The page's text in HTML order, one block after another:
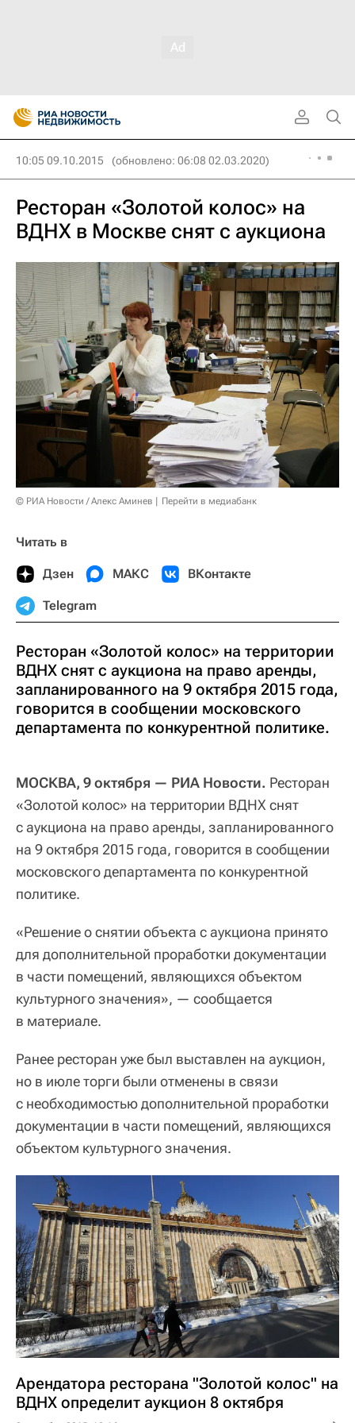
10:05 09.10.2015 (обновлено: 06:08 02.03.2020)
Ресторан «Золотой колос» на
ВДНХ в Москве снят с аукциона
© РИА Новости / Алекс Аминев Перейти в медиабанк
Читать в
Дзен МАКС ВКонтакте
Telegram
Ресторан «Золотой колос» на территории
ВДНХ снят с аукциона на право аренды,
запланированного на 9 октября 2015 года,
говорится в сообщении московского
департамента по конкурентной политике.
МОСКВА, 9 октября — РИА Новости. Ресторан
«Золотой колос» на территории ВДНХ снят
с аукциона на право аренды, запланированного
на 9 октября 2015 года, говорится в сообщении
московского департамента по конкурентной
политике.
«Решение о снятии объекта с аукциона принято
для дополнительной проработки документации
в части помещений, являющихся объектом
культурного значения», — сообщается
в материале.
Ранее ресторан уже был выставлен на аукцион,
но в июле торги были отменены в связи
с необходимостью дополнительной проработки
документации в части помещений, являющихся
объектом культурного значения.
Арендатора ресторана "Золотой колос" на
ВДНХ определит аукцион 8 октября